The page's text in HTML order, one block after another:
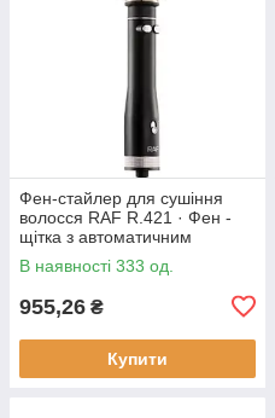
Фен-стайлер для сушіння
волосся RAF R.421 · Фен -
щітка з автоматичним
обертанням насадок, 1000 Вт
В наявності 333 од.
955,26 ₴
Купити